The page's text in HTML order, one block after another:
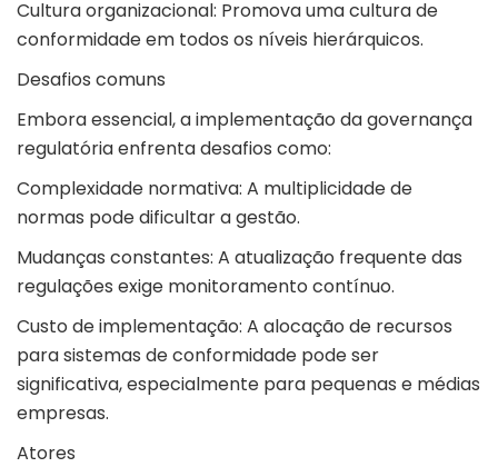
Cultura organizacional: Promova uma cultura de
conformidade em todos os níveis hierárquicos.
Desafios comuns
Embora essencial, a implementação da governança
regulatória enfrenta desafios como:
Complexidade normativa: A multiplicidade de
normas pode dificultar a gestão.
Mudanças constantes: A atualização frequente das
regulações exige monitoramento contínuo.
Custo de implementação: A alocação de recursos
para sistemas de conformidade pode ser
significativa, especialmente para pequenas e médias
empresas.
Atores